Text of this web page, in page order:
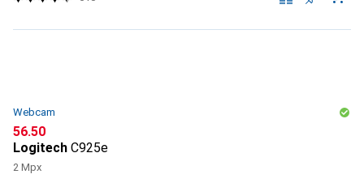
Webcam
CHF
56.50
Logitech C925e
2 Mpx